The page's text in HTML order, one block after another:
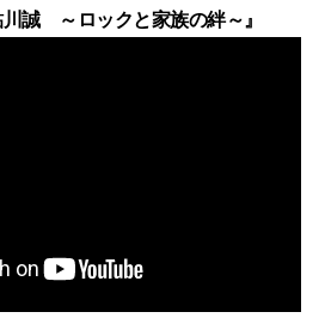
川誠 ～ロックと家族の絆～』